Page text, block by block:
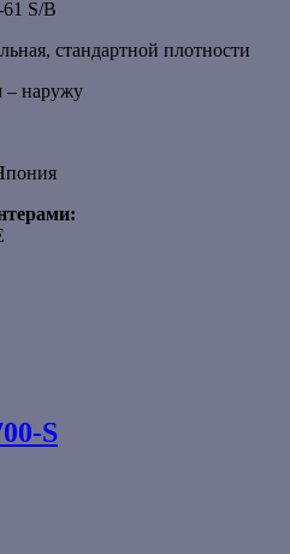
S/B
стандартной плотности
– наружу
S